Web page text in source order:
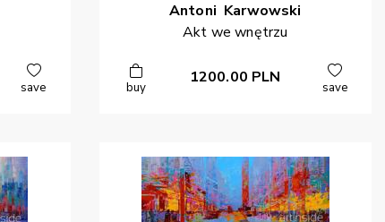
save
Antoni Karwowski
Akt we wnętrzu
buy
1200.00 PLN
save